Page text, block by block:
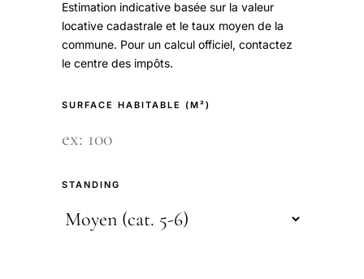
Estimation indicative basée sur la valeur
locative cadastrale et le taux moyen de la
commune. Pour un calcul officiel, contactez
le centre des impôts.
SURFACE HABITABLE (M²)
STANDING